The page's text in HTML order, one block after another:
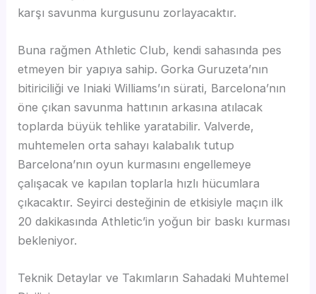
karşı savunma kurgusunu zorlayacaktır.
Buna rağmen Athletic Club, kendi sahasında pes
etmeyen bir yapıya sahip. Gorka Guruzeta’nın
bitiriciliği ve Iniaki Williams’ın sürati, Barcelona’nın
öne çıkan savunma hattının arkasına atılacak
toplarda büyük tehlike yaratabilir. Valverde,
muhtemelen orta sahayı kalabalık tutup
Barcelona’nın oyun kurmasını engellemeye
çalışacak ve kapılan toplarla hızlı hücumlara
çıkacaktır. Seyirci desteğinin de etkisiyle maçın ilk
20 dakikasında Athletic’in yoğun bir baskı kurması
bekleniyor.
Teknik Detaylar ve Takımların Sahadaki Muhtemel